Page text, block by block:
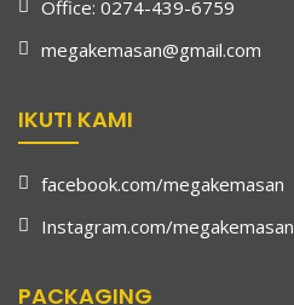
Office: 0274-439-6759
megakemasan@gmail.com
IKUTI KAMI
facebook.com/megakemasan
Instagram.com/megakemasan
PACKAGING